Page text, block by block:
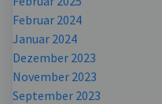
Februar 2024
Januar 2024
Dezember 2023
November 2023
September 2023